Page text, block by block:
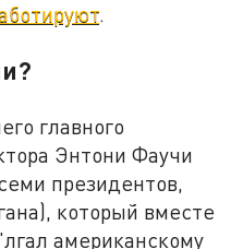
.
главного
Энтони Фаучи
президентов,
который вместе
американскому